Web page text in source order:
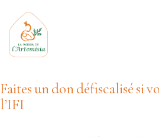
Faites un don défiscalisé si
l’IFI